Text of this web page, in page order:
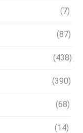
(7)
(87)
(438)
(390)
(68)
(14)